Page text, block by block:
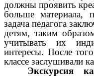
должны проявить
больше материала,
задача педагога
детям, таким
учитывать их
интересы. После
классе заслушивали
Экскурсия